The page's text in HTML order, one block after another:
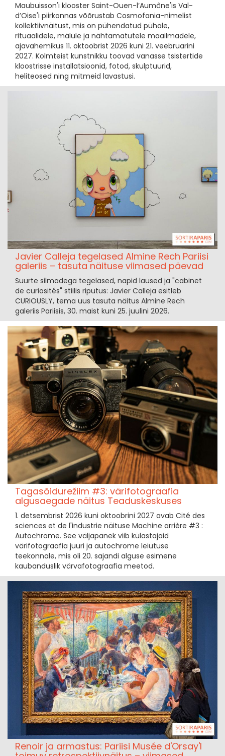
Maubuisson'i klooster Saint-Ouen-l’Aumône'is Val-
d’Oise'i piirkonnas võõrustab Cosmofania-nimelist
kollektiivnäitust, mis on pühendatud pühale,
rituaalidele, mälule ja nähtamatutele maailmadele,
ajavahemikus 11. oktoobrist 2026 kuni 21. veebruarini
2027. Kolmteist kunstnikku toovad vanasse tsistertide
kloostrisse installatsioonid, fotod, skulptuurid,
heliteosed ning mitmeid lavastusi.
Javier Calleja tegelased Almine Rech Pariisi
galeriis – tasuta näituse viimased päevad
Suurte silmadega tegelased, napid laused ja "cabinet
de curiosités" stiilis riputus: Javier Calleja esitleb
CURIOUSLY, tema uus tasuta näitus Almine Rech
galeriis Pariisis, 30. maist kuni 25. juulini 2026.
Tagasõidurežiim #3: värifotograafia
algusaegade näitus Teaduskeskuses
1. detsembrist 2026 kuni oktoobrini 2027 avab Cité des
sciences et de l'industrie näituse Machine arrière #3 :
Autochrome. See väljapanek viib külastajaid
värifotograafia juuri ja autochrome leiutuse
teekonnale, mis oli 20. sajandi alguse esimene
kaubanduslik värvafotograafia meetod.
Renoir ja armastus: Pariisi Musée d'Orsay'l